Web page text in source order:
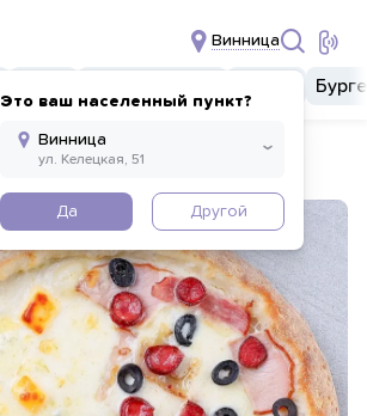
Винница
Это ваш населенный пункт?
Да Другой